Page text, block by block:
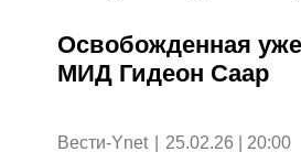
Освобожденная
МИД Гидеон Саар
Вести-Ynet 25.02.26 | 20:00